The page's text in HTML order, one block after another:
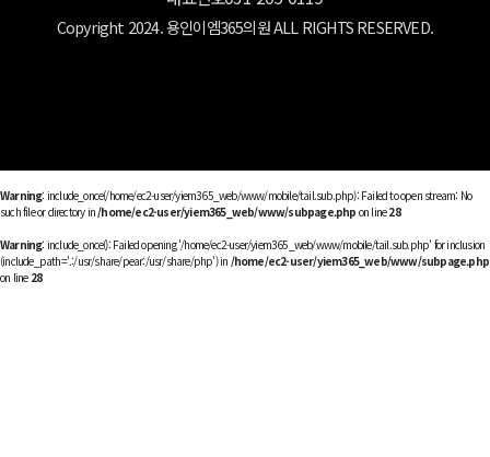
Copyright 2024. 용인이엠365의원 ALL RIGHTS RESERVED.
Warning: include_once(/home/ec2-user/yiem365_web/www/mobile/tail.sub.php): Failed to open stream: No
such file or directory in/home/ec2-user/yiem365_web/www/subpage.php on line28
Warning: include_once(): Failed opening '/home/ec2-user/yiem365_web/www/mobile/tail.sub.php' for inclusion
(include_path='.:/usr/share/pear:/usr/share/php') in /home/ec2-user/yiem365_web/www/subpage.php
on line 28